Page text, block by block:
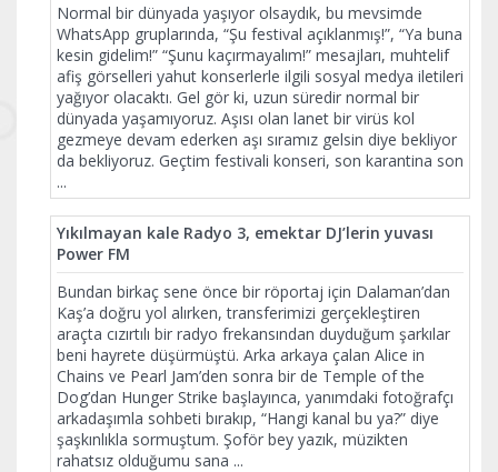
Normal bir dünyada yaşıyor olsaydık, bu mevsimde
WhatsApp gruplarında, “Şu festival açıklanmış!”, “Ya buna
kesin gidelim!” “Şunu kaçırmayalım!” mesajları, muhtelif
afiş görselleri yahut konserlerle ilgili sosyal medya iletileri
yağıyor olacaktı. Gel gör ki, uzun süredir normal bir
dünyada yaşamıyoruz. Aşısı olan lanet bir virüs kol
gezmeye devam ederken aşı sıramız gelsin diye bekliyor
da bekliyoruz. Geçtim festivali konseri, son karantina son
...
Yıkılmayan kale Radyo 3, emektar DJ’lerin yuvası
Power FM
Bundan birkaç sene önce bir röportaj için Dalaman’dan
Kaş’a doğru yol alırken, transferimizi gerçekleştiren
araçta cızırtılı bir radyo frekansından duyduğum şarkılar
beni hayrete düşürmüştü. Arka arkaya çalan Alice in
Chains ve Pearl Jam’den sonra bir de Temple of the
Dog’dan Hunger Strike başlayınca, yanımdaki fotoğrafçı
arkadaşımla sohbeti bırakıp, “Hangi kanal bu ya?” diye
şaşkınlıkla sormuştum. Şoför bey yazık, müzikten
rahatsız olduğumu sana ...